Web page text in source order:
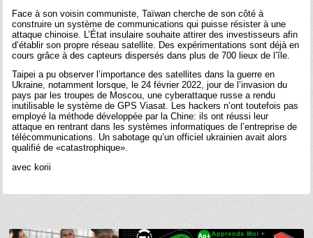
Face à son voisin communiste, Taïwan cherche de son côté à
construire un système de communications qui puisse résister à une
attaque chinoise. L’État insulaire souhaite attirer des investisseurs afin
d’établir son propre réseau satellite. Des expérimentations sont déjà en
cours grâce à des capteurs dispersés dans plus de 700 lieux de l’île.
Taipei a pu observer l’importance des satellites dans la guerre en
Ukraine, notamment lorsque, le 24 février 2022, jour de l’invasion du
pays par les troupes de Moscou, une cyberattaque russe a rendu
inutilisable le système de GPS Viasat. Les hackers n’ont toutefois pas
employé la méthode développée par la Chine: ils ont réussi leur
attaque en rentrant dans les systèmes informatiques de l’entreprise de
télécommunications. Un sabotage qu’un officiel ukrainien avait alors
qualifié de «catastrophique».
avec korii